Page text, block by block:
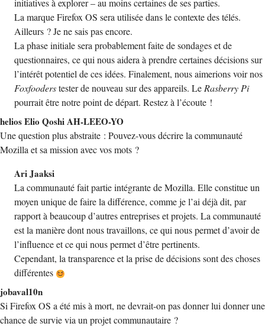
initiatives à explorer – au moins certaines de ses parties.
La marque Firefox OS sera utilisée dans le contexte des télés.
Ailleurs ? Je ne sais pas encore.
La phase initiale sera probablement faite de sondages et de
questionnaires, ce qui nous aidera à prendre certaines décisions sur
l’intérêt potentiel de ces idées. Finalement, nous aimerions voir nos
Foxfooderstester de nouveau sur des appareils. LeRasberry Pi
pourrait être notre point de départ. Restez à l’écoute !
helios Elio Qoshi AH-LEEO-YO
Une question plus abstraite : Pouvez-vous décrire la communauté
Mozilla et sa mission avec vos mots ?
Ari Jaaksi
La communauté fait partie intégrante de Mozilla. Elle constitue un
moyen unique de faire la différence, comme je l’ai déjà dit, par
rapport à beaucoup d’autres entreprises et projets. La communauté
est la manière dont nous travaillons, ce qui nous permet d’avoir de
l’influence et ce qui nous permet d’être pertinents.
Cependant, la transparence et la prise de décisions sont des choses
différentes
jobaval10n
Si Firefox OS a été mis à mort, ne devrait-on pas donner lui donner une
chance de survie via un projet communautaire ?